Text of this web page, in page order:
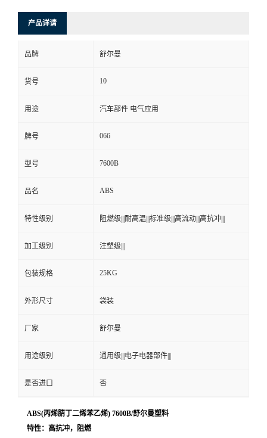
产品详请
品牌 舒尔曼
货号 10
用途 汽车部件 电气应用
牌号 066
型号 7600B
品名 ABS
特性级别 阻燃级|||耐高温|||标准级|||高流动|||高抗冲|||
加工级别 注塑级|||
包装规格 25KG
外形尺寸 袋装
厂家 舒尔曼
用途级别 通用级|||电子电器部件|||
是否进口 否
ABS(丙烯腈丁二烯苯乙烯) 7600B/舒尔曼塑料
特性：高抗冲，阻燃